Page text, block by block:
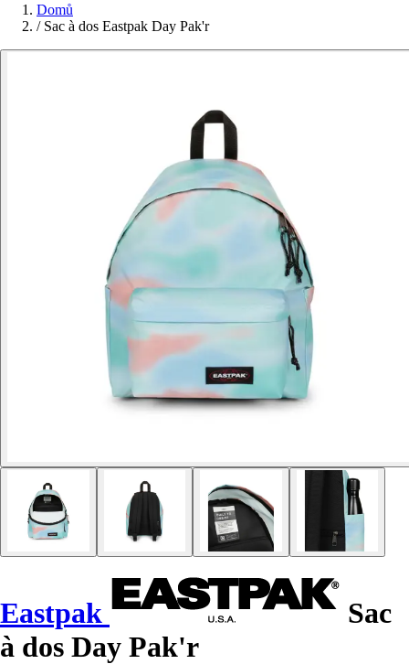
Domů
/ Sac à dos Eastpak Day Pak'r
Eastpak
Sac
à dos Day Pak'r